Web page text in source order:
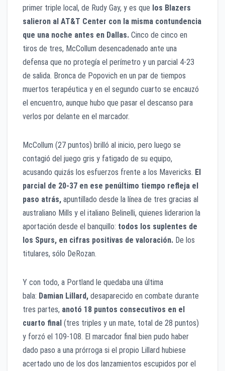
primer triple local, de Rudy Gay, y es que los Blazers
salieron al AT&T Center con la misma contundencia
que una noche antes en Dallas. Cinco de cinco en
tiros de tres, McCollum desencadenado ante una
defensa que no protegía el perímetro y un parcial 4-23
de salida. Bronca de Popovich en un par de tiempos
muertos terapéutica y en el segundo cuarto se encauzó
el encuentro, aunque hubo que pasar el descanso para
verlos por delante en el marcador.
McCollum (27 puntos) brilló al inicio, pero luego se
contagió del juego gris y fatigado de su equipo,
acusando quizás los esfuerzos frente a los Mavericks. El
parcial de 20-37 en ese penúltimo tiempo refleja el
paso atrás, apuntillado desde la línea de tres gracias al
australiano Mills y el italiano Belinelli, quienes liderarion la
aportación desde el banquillo: todos los suplentes de
los Spurs, en cifras positivas de valoración. De los
titulares, sólo DeRozan.
Y con todo, a Portland le quedaba una última
bala: Damian Lillard, desaparecido en combate durante
tres partes, anotó 18 puntos consecutivos en el
cuarto final (tres triples y un mate, total de 28 puntos)
y forzó el 109-108. El marcador final bien pudo haber
dado paso a una prórroga si el propio Lillard hubiese
acertado uno de los dos lanzamientos escupidos por el